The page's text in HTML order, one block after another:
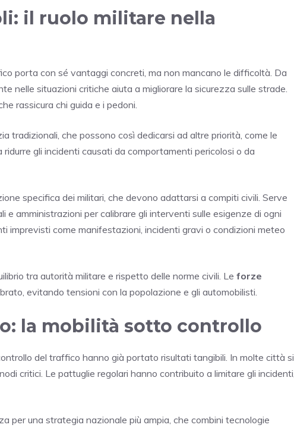
il ruolo militare nella
porta con sé vantaggi concreti, ma non mancano le difficoltà. Da
nelle situazioni critiche aiuta a migliorare la sicurezza sulle strade.
rassicura chi guida e i pedoni.
tradizionali, che possono così dedicarsi ad altre priorità, come le
gli incidenti causati da comportamenti pericolosi o da
specifica dei militari, che devono adattarsi a compiti civili. Serve
e amministrazioni per calibrare gli interventi sulle esigenze di ogni
imprevisti come manifestazioni, incidenti gravi o condizioni meteo
tra autorità militare e rispetto delle norme civili. Le forze
evitando tensioni con la popolazione e gli automobilisti.
la mobilità sotto controllo
del traffico hanno già portato risultati tangibili. In molte città si
critici. Le pattuglie regolari hanno contribuito a limitare gli incidenti,
per una strategia nazionale più ampia, che combini tecnologie